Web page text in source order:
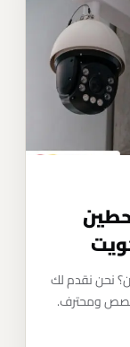
نحن نقدم لك
ومحترف.